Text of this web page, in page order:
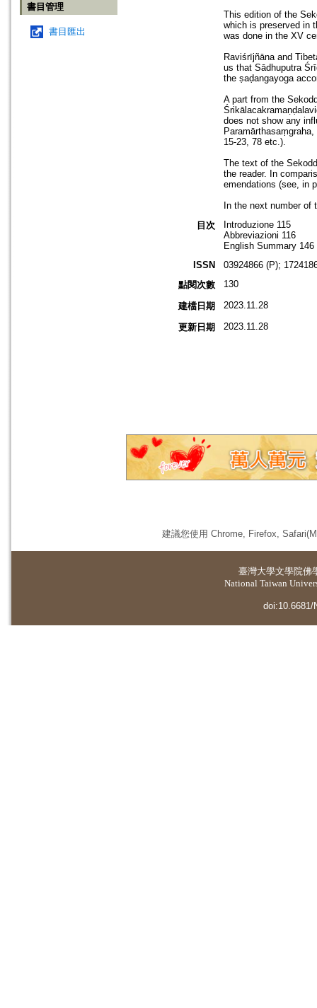
書目管理
書目匯出
This edition of the
which is preserved in
was done in the XV
Raviśrījñāna and
us that Sādhuputra
the ṣaḍangayoga
A part from the
does not show any
15-23, 78 etc.).
The text of the
the reader. In
emendations (see, in
In the next number
目次
Introduzione 115
Abbreviazioni 116
English Summary 146
ISSN
03924866 (P);
點閱次數
130
建檔日期 2023.11.28
更新日期 2023.11.28
建議您使用 Chrome, Firefox,
臺灣大學文學院佛
National Taiwan
doi:10.6681/